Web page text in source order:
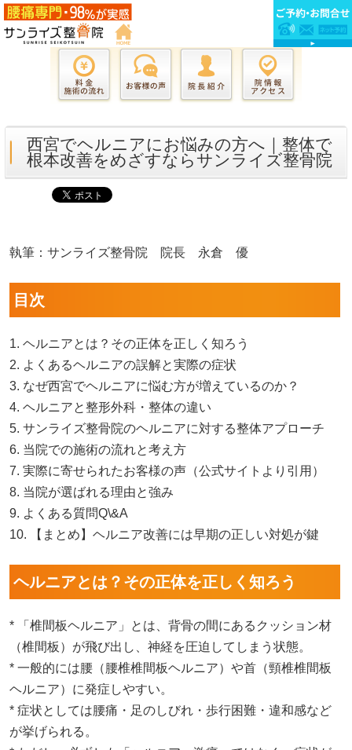
西宮でヘルニアにお悩みの方へ｜整体で
根本改善をめざすならサンライズ整骨院
執筆：サンライズ整骨院 院長 永倉 優
目次
1. ヘルニアとは？その正体を正しく知ろう
2. よくあるヘルニアの誤解と実際の症状
3. なぜ西宮でヘルニアに悩む方が増えているのか？
4. ヘルニアと整形外科・整体の違い
5. サンライズ整骨院のヘルニアに対する整体アプローチ
6. 当院での施術の流れと考え方
7. 実際に寄せられたお客様の声（公式サイトより引用）
8. 当院が選ばれる理由と強み
9. よくある質問Q\&A
10. 【まとめ】ヘルニア改善には早期の正しい対処が鍵
ヘルニアとは？その正体を正しく知ろう
* 「椎間板ヘルニア」とは、背骨の間にあるクッション材
（椎間板）が飛び出し、神経を圧迫してしまう状態。
* 一般的には腰（腰椎椎間板ヘルニア）や首（頸椎椎間板
ヘルニア）に発症しやすい。
* 症状としては腰痛・足のしびれ・歩行困難・違和感など
が挙げられる。